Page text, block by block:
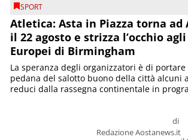
SPORT
Atletica: Asta in Piazza torna ad
il 22 agosto e strizza l’occhio agli
Europei di Birmingham
di
Redazione Aostanews.it
La speranza degli organizzatori è di portare
pedana del salotto buono della città alcuni
reduci dalla rassegna continentale in